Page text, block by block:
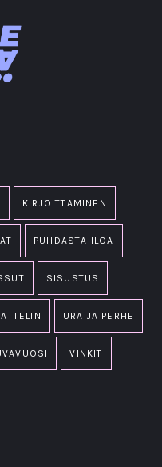
KIRJOITTAMINEN
PUHDASTA ILOA
SISUSTUS
URA JA PERHE
VINKIT